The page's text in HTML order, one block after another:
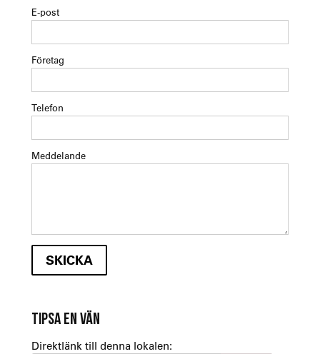
E-post
Företag
Telefon
Meddelande
TIPSA EN VÄN
Direktlänk till denna lokalen: